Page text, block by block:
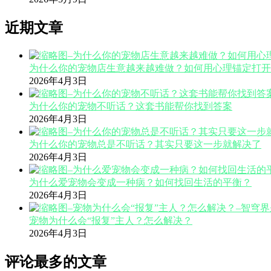
近期文章
为什么你的宠物店生意越来越难做？如何用心理锚定打
2026年4月3日
为什么你的宠物不听话？这套书能帮你找到答案
2026年4月3日
为什么你的宠物总是不听话？其实只要这一步就解决了
2026年4月3日
为什么爱宠物会变成一种病？如何找回生活的平衡？
2026年4月3日
宠物为什么会“报复”主人？怎么解决？
2026年4月3日
评论最多的文章